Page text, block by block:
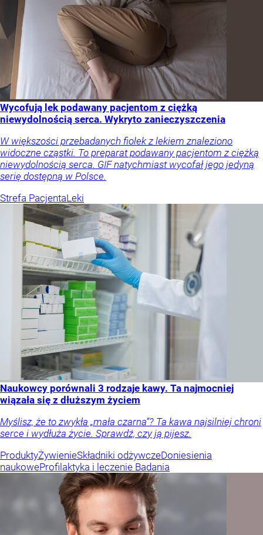
Wycofują lek podawany pacjentom z ciężką
niewydolnością serca. Wykryto zanieczyszczenia
W większości przebadanych fiolek z lekiem znaleziono
widoczne cząstki. To preparat podawany pacjentom z ciężką
niewydolnością serca. GIF natychmiast wycofał jego jedyną
serię dostępną w Polsce.
Strefa PacjentaLeki
Naukowcy porównali 3 rodzaje kawy. Ta najmocniej
wiązała się z dłuższym życiem
Myślisz, że to zwykła „mała czarna”? Ta kawa najsilniej chroni
serce i wydłuża życie. Sprawdź, czy ją pijesz.
ProduktyŻywienieSkładniki odżywczeDoniesienia
naukoweProfilaktyka i leczenie Badania